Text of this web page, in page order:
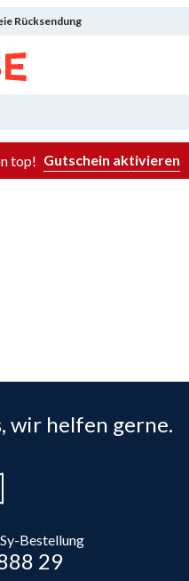
Rücksendung
top! Gutschein aktivieren
wir helfen gerne.
Bestellung
29